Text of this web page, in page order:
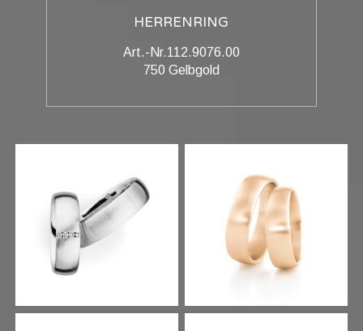
HERRENRING
Art.-Nr.112.9076.00
750 Gelbgold